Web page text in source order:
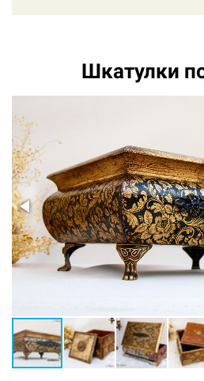
Шкатулки